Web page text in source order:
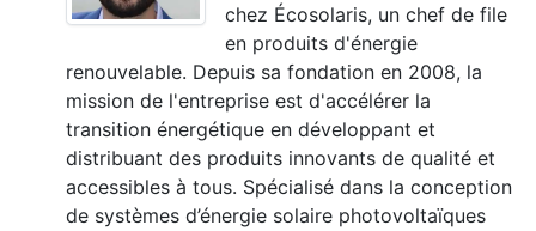
chez Écosolaris, un chef de file
en produits d'énergie
renouvelable. Depuis sa fondation en 2008, la
mission de l'entreprise est d'accélérer la
transition énergétique en développant et
distribuant des produits innovants de qualité et
accessibles à tous. Spécialisé dans la conception
de systèmes d’énergie solaire photovoltaïques